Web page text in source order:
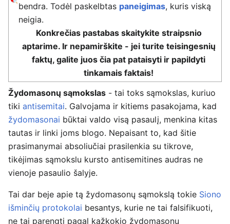
bendra. Todėl paskelbtas paneigimas, kuris viską
neigia.
Konkrečias pastabas skaitykite straipsnio
aptarime. Ir nepamirškite - jei turite teisingesnių
faktų, galite juos čia pat pataisyti ir papildyti
tinkamais faktais!
Žydomasonų sąmokslas - tai toks sąmokslas, kuriuo
tiki antisemitai. Galvojama ir kitiems pasakojama, kad
žydomasonai būktai valdo visą pasaulį, menkina kitas
tautas ir linki joms blogo. Nepaisant to, kad šitie
prasimanymai absoliučiai prasilenkia su tikrove,
tikėjimas sąmokslu kursto antisemitines audras ne
vienoje pasaulio šalyje.
Tai dar beje apie tą žydomasonų sąmokslą tokie Siono
išminčių protokolai besantys, kurie ne tai falsifikuoti,
ne tai parengti pagal kažkokio žydomasonų